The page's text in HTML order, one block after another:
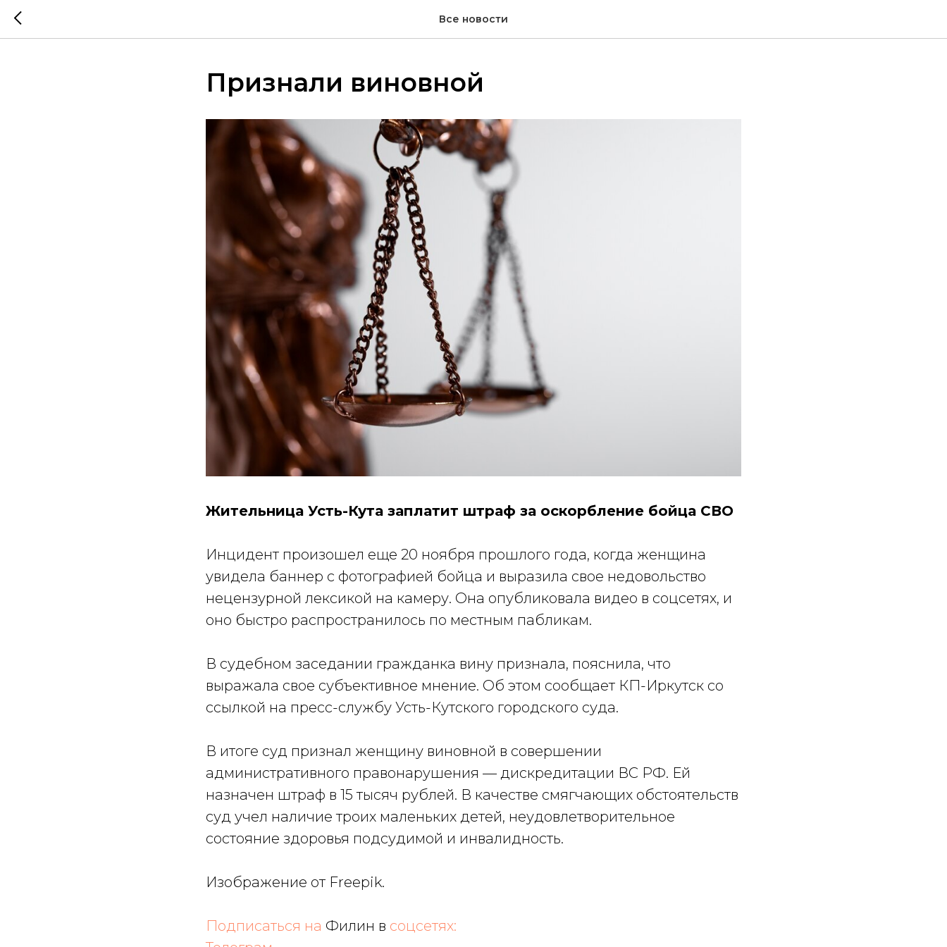
Все новости
Признали виновной
Жительница Усть-Кута заплатит штраф за оскорбление бойца СВО
Инцидент произошел еще 20 ноября прошлого года, когда женщина
увидела баннер с фотографией бойца и выразила свое недовольство
нецензурной лексикой на камеру. Она опубликовала видео в соцсетях, и
оно быстро распространилось по местным пабликам.
В судебном заседании гражданка вину признала, пояснила, что
выражала свое субъективное мнение. Об этом сообщает КП-Иркутск со
ссылкой на пресс-службу Усть-Кутского городского суда.
В итоге суд признал женщину виновной в совершении
административного правонарушения — дискредитации ВС РФ. Ей
назначен штраф в 15 тысяч рублей. В качестве смягчающих обстоятельств
суд учел наличие троих маленьких детей, неудовлетворительное
состояние здоровья подсудимой и инвалидность.
Изображение от Freepik.
Подписаться на Филин в соцсетях: